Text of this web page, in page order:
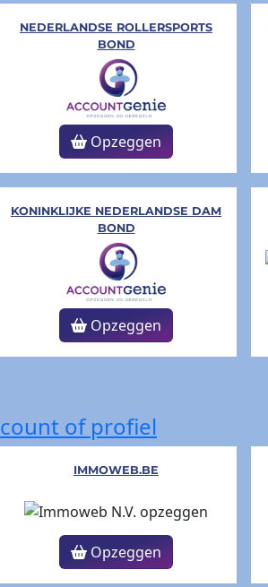
NEDERLANDSE ROLLERSPORTS
BOND
Opzeggen
KONINKLIJKE NEDERLANDSE DAM
BOND
Opzeggen
of profiel
IMMOWEB.BE
Opzeggen